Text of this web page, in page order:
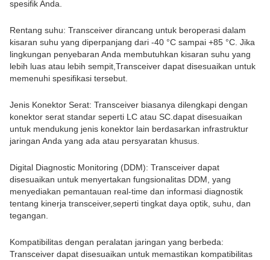
spesifik Anda.
Rentang suhu: Transceiver dirancang untuk beroperasi dalam
kisaran suhu yang diperpanjang dari -40 °C sampai +85 °C. Jika
lingkungan penyebaran Anda membutuhkan kisaran suhu yang
lebih luas atau lebih sempit,Transceiver dapat disesuaikan untuk
memenuhi spesifikasi tersebut.
Jenis Konektor Serat: Transceiver biasanya dilengkapi dengan
konektor serat standar seperti LC atau SC.dapat disesuaikan
untuk mendukung jenis konektor lain berdasarkan infrastruktur
jaringan Anda yang ada atau persyaratan khusus.
Digital Diagnostic Monitoring (DDM): Transceiver dapat
disesuaikan untuk menyertakan fungsionalitas DDM, yang
menyediakan pemantauan real-time dan informasi diagnostik
tentang kinerja transceiver,seperti tingkat daya optik, suhu, dan
tegangan.
Kompatibilitas dengan peralatan jaringan yang berbeda:
Transceiver dapat disesuaikan untuk memastikan kompatibilitas